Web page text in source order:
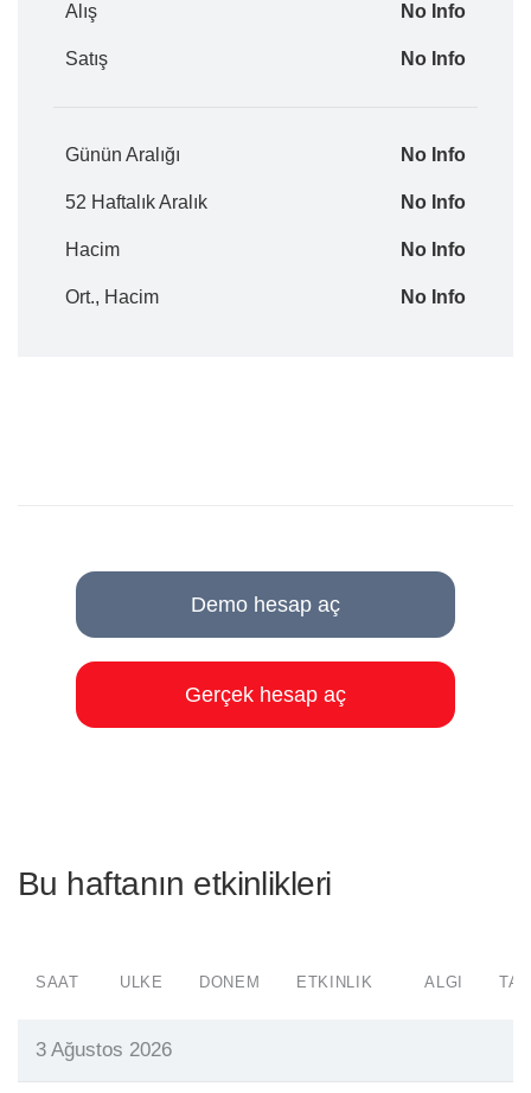
Alış No Info
Satış No Info
Günün Aralığı No Info
52 Haftalık Aralık No Info
Hacim No Info
Ort., Hacim No Info
Demo hesap aç
Gerçek hesap aç
Bu haftanın etkinlikleri
SAAT ÜLKE DÖNEM ETKINLIK ALGI
3 Ağustos 2026